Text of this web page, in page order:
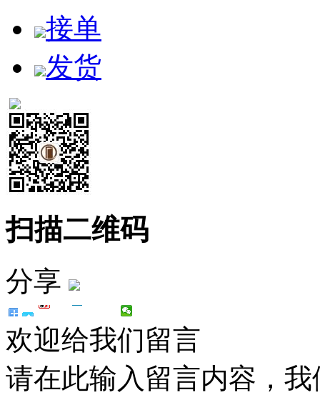
接单
发货
扫描二维码
分享
欢迎给我们留言
请在此输入留言内容，